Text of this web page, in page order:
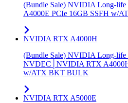
(Bundle Sale) NVIDIA Long-
A4000E PCIe 16GB SSFH w/
NVIDIA RTX A4000H
(Bundle Sale) NVIDIA Long-
NVDEC│NVIDIA RTX
w/ATX BKT BULK
NVIDIA RTX A5000E